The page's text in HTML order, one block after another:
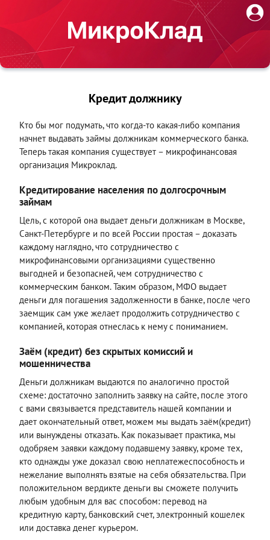
Кредит должнику
Кто бы мог подумать, что когда-то какая-либо компания
начнет выдавать займы должникам коммерческого банка.
Теперь такая компания существует – микрофинансовая
организация Микроклад.
Кредитирование населения по долгосрочным
займам
Цель, с которой она выдает деньги должникам в Москве,
Санкт-Петербурге и по всей России простая – доказать
каждому наглядно, что сотрудничество с
микрофинансовыми организациями существенно
выгодней и безопасней, чем сотрудничество с
коммерческим банком. Таким образом, МФО выдает
деньги для погашения задолженности в банке, после чего
заемщик сам уже желает продолжить сотрудничество с
компанией, которая отнеслась к нему с пониманием.
Заём (кредит) без скрытых комиссий и
мошенничества
Деньги должникам выдаются по аналогично простой
схеме: достаточно заполнить заявку на сайте, после этого
с вами связывается представитель нашей компании и
дает окончательный ответ, можем мы выдать заём(кредит)
или вынуждены отказать. Как показывает практика, мы
одобряем заявки каждому подавшему заявку, кроме тех,
кто однажды уже доказал свою неплатежеспособность и
нежелание выполнять взятые на себя обязательства. При
положительном вердикте деньги вы сможете получить
любым удобным для вас способом: перевод на
кредитную карту, банковский счет, электронный кошелек
или доставка денег курьером.